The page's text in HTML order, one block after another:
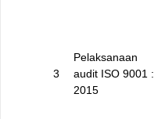
3
Pelaksanaan
audit ISO 9001 :
2015